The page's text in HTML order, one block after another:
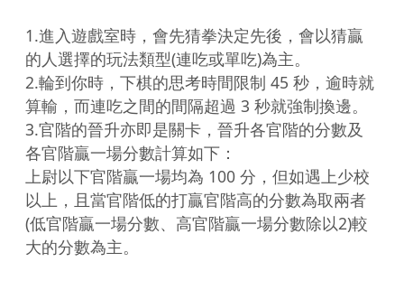
1.進入遊戲室時，會先猜拳決定先後，會以猜贏
的人選擇的玩法類型(連吃或單吃)為主。
2.輪到你時，下棋的思考時間限制 45 秒，逾時就
算輸，而連吃之間的間隔超過 3 秒就強制換邊。
3.官階的晉升亦即是關卡，晉升各官階的分數及
各官階贏一場分數計算如下：
上尉以下官階贏一場均為 100 分，但如遇上少校
以上，且當官階低的打贏官階高的分數為取兩者
(低官階贏一場分數、高官階贏一場分數除以2)較
大的分數為主。